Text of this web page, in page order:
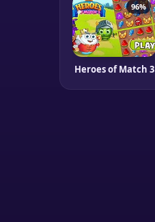
96%
Heroes of Match 3